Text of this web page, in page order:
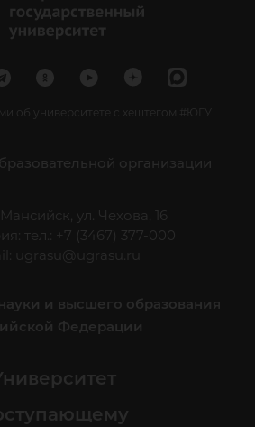
об университете с хештегом #ЮГУ
организации
ул. Чехова, 16
тел.: +7 (3467) 377-000
ugrasu@ugrasu.ru
и высшего образования
Федерации